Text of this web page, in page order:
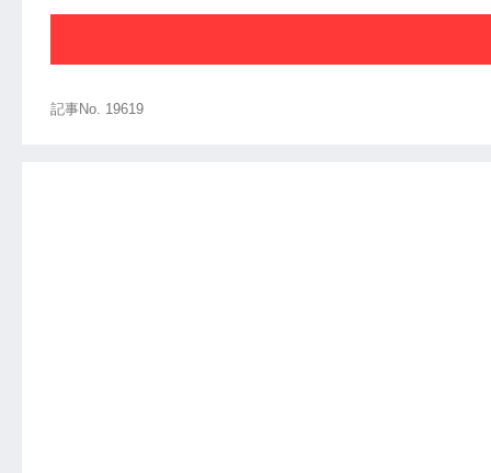
記事No. 19619